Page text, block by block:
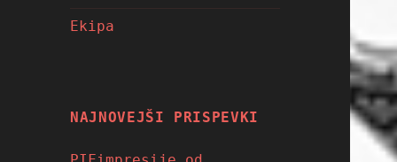
Ekipa
NAJNOVEJŠI PRISPEVKI